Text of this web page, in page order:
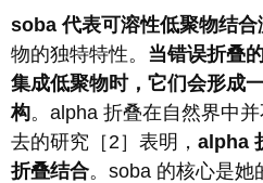
soba 代表可溶性低聚物结合
物的独特特性。 当错误折叠
集成低聚物时，它们会形成
构。alpha 折叠在自然界中
去的研究［2］表明， alpha
折叠结合。soba 的核心是她